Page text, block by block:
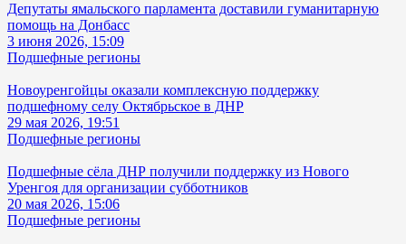
Депутаты ямальского парламента доставили гуманитарную
помощь на Донбасс
3 июня 2026, 15:09
Подшефные регионы
Новоуренгойцы оказали комплексную поддержку
подшефному селу Октябрьское в ДНР
29 мая 2026, 19:51
Подшефные регионы
Подшефные сёла ДНР получили поддержку из Нового
Уренгоя для организации субботников
20 мая 2026, 15:06
Подшефные регионы